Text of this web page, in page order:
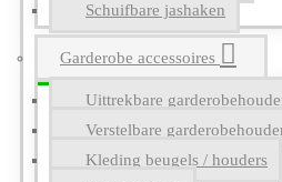
Schuifbare jashaken
Garderobe accessoires
Uittrekbare
Verstelbare
Kleding beugels / houders